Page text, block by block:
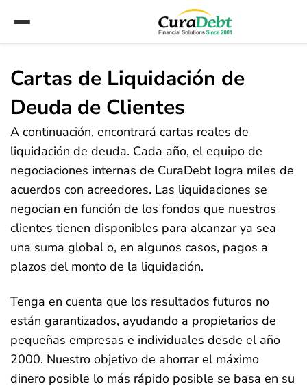
Cartas de Liquidación de
Deuda de Clientes
A continuación, encontrará cartas reales de
liquidación de deuda. Cada año, el equipo de
negociaciones internas de CuraDebt logra miles de
acuerdos con acreedores. Las liquidaciones se
negocian en función de los fondos que nuestros
clientes tienen disponibles para alcanzar ya sea
una suma global o, en algunos casos, pagos a
plazos del monto de la liquidación.
Tenga en cuenta que los resultados futuros no
están garantizados, ayudando a propietarios de
pequeñas empresas e individuales desde el año
2000. Nuestro objetivo de ahorrar el máximo
dinero posible lo más rápido posible se basa en su